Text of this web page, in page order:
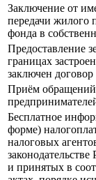
Заключение от
передачи
фонда в
Предоставление
границах
заключен договор
Приём обращений
Бесплатное
форме)
налоговых
и принятых в